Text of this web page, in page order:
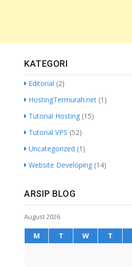
KATEGORI
Editorial (2)
HostingTermurah.net (1)
Tutorial Hosting (15)
Tutorial VPS (52)
Uncategorized (1)
Website Developing (14)
ARSIP BLOG
August 2026
M T W T